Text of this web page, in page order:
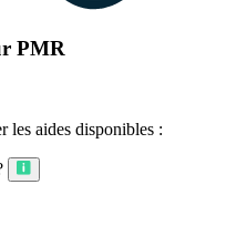
PMR
les aides disponibles :